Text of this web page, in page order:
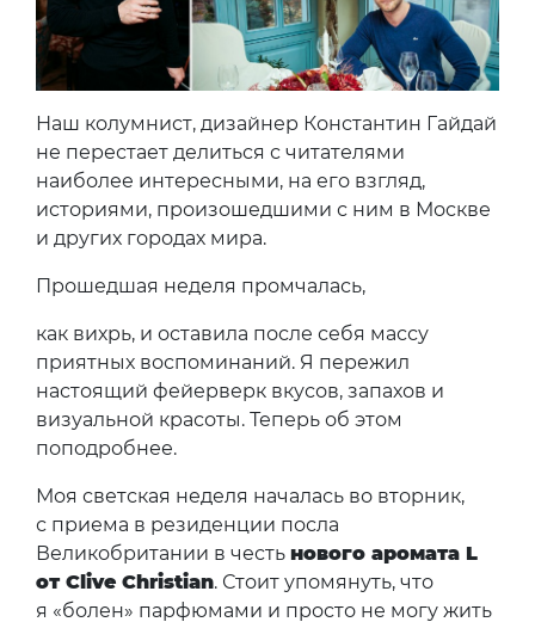
Наш колумнист, дизайнер Константин Гайдай
не перестает делиться с читателями
наиболее интересными, на его взгляд,
историями, произошедшими с ним в Москве
и других городах мира.
Прошедшая неделя промчалась,
как вихрь, и оставила после себя массу
приятных воспоминаний. Я пережил
настоящий фейерверк вкусов, запахов и
визуальной красоты. Теперь об этом
поподробнее.
Моя светская неделя началась во вторник,
с приема в резиденции посла
Великобритании в честь нового аромата L
от Clive Christian. Стоит упомянуть, что
я «болен» парфюмами и просто не могу жить